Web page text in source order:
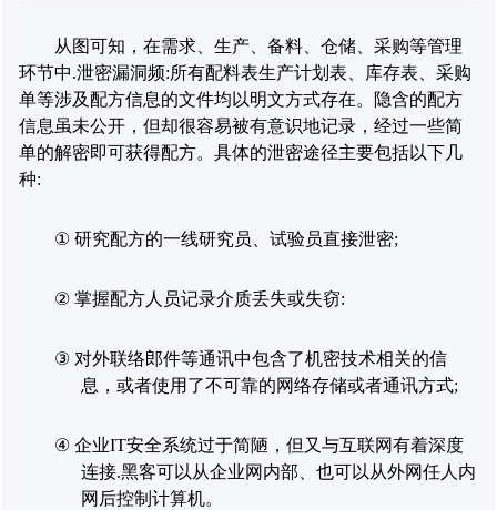
从图可知，在需求、生产、备料、仓储、采购等管理
环节中.泄密漏洞频:所有配料表生产计划表、库存表、采购
单等涉及配方信息的文件均以明文方式存在。隐含的配方
信息虽未公开，但却很容易被有意识地记录，经过一些简
单的解密即可获得配方。具体的泄密途径主要包括以下几
种:
① 研究配方的一线研究员、试验员直接泄密;
② 掌握配方人员记录介质丢失或失窃:
③ 对外联络郎件等通讯中包含了机密技术相关的信
息，或者使用了不可靠的网络存储或者通讯方式;
④ 企业IT安全系统过于简陋，但又与互联网有着深度
连接.黑客可以从企业网内部、也可以从外网任人内
网后控制计算机。